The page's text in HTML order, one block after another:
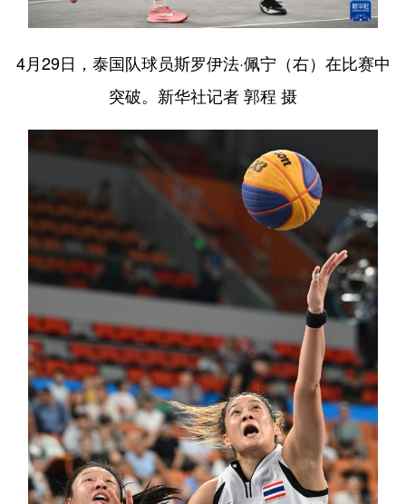
4月29日，泰国队球员斯罗伊法·佩宁（右）在比赛中
突破。新华社记者 郭程 摄